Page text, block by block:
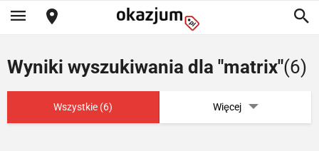
Wyniki wyszukiwania dla "matrix"(6)
Wszystkie (6) Więcej